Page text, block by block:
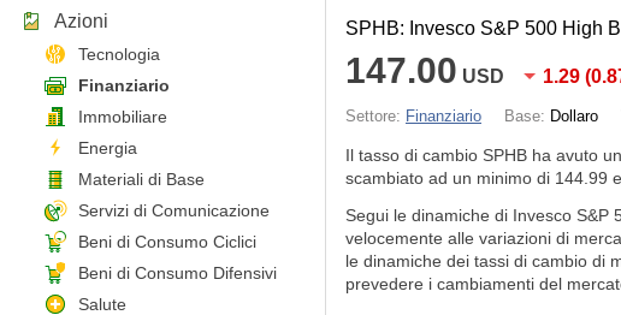
Azioni
Tecnologia
Finanziario
Immobiliare
Energia
Materiali di Base
Servizi di Comunicazione
Beni di Consumo Ciclici
Beni di Consumo Difensivi
Salute
SPHB: Invesco S&P 500 High
147.00 USD 1.29 (
Settore: Finanziario Base: Dollaro
Il tasso di cambio SPHB ha avuto
scambiato ad un minimo di 144.99
Segui le dinamiche di Invesco S&P
velocemente alle variazioni di
le dinamiche dei tassi di cambio di
prevedere i cambiamenti del